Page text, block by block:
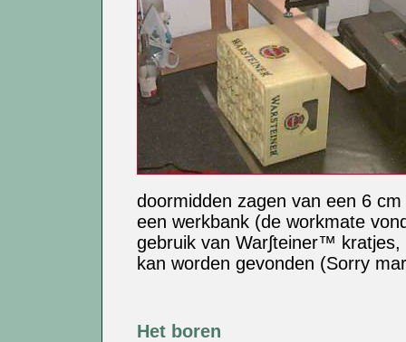
doormidden zagen van een 6
een werkbank (de workmate
gebruik van War∫teiner™
kan worden gevonden (Sorry
Het boren